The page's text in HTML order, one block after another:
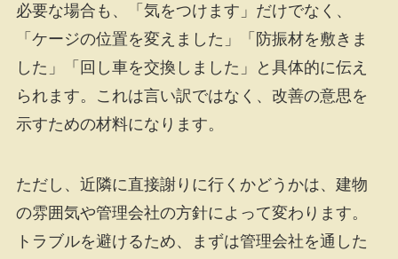
必要な場合も、「気をつけます」だけでなく、
「ケージの位置を変えました」「防振材を敷きま
した」「回し車を交換しました」と具体的に伝え
られます。これは言い訳ではなく、改善の意思を
示すための材料になります。
ただし、近隣に直接謝りに行くかどうかは、建物
の雰囲気や管理会社の方針によって変わります。
トラブルを避けるため、まずは管理会社を通した